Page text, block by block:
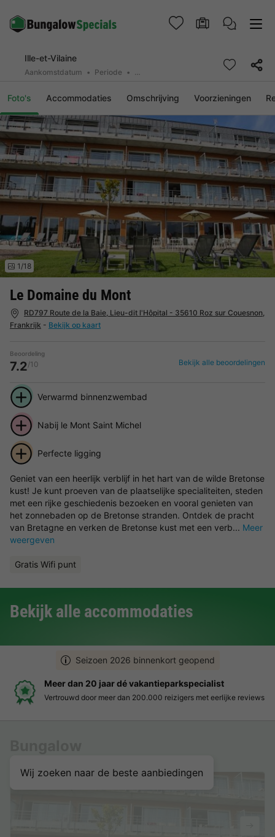
Ille-et-Vilaine
Aankomstdatum Periode 2 personen, 0 huisdier
Foto's Accommodaties Omschrijving Voorzieningen
Le Domaine du Mont
RD797 Route de la Baie, Lieu-dit l'Hôpital - 35610 Roz sur Couesnon,
Frankrijk - Bekijk op kaart
1/18
Beoordeling
7.2/10 Bekijk alle beoordelingen
Verwarmd binnenzwembad
Nabij le Mont Saint Michel
Perfecte ligging
Geniet van een heerlijk verblijf in het hart van de wilde Bretonse
kust! Je kunt proeven van de plaatselijke specialiteiten, steden
met een rijke geschiedenis bezoeken en vooral genieten van
het zonnebaden op de Bretonse stranden. Ontdek de pracht
van Bretagne en verken de Bretonse kust met een verb... Meer
weergeven
Gratis Wifi punt
Bekijk alle accommodaties
Seizoen 2026 binnenkort geopend
Meer dan 20 jaar dé vakantieparkspecialist
Vertrouwd door meer dan 200.000 reizigers met eerlijke reviews
Wij zoeken naar de beste aanbiedingen